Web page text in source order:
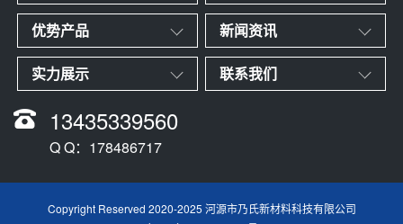
优势产品 新闻资讯
实力展示 联系我们
13435339560
Q Q：178486717
Copyright Reserved 2020-2025 河源市乃氏新材料科技有限公司